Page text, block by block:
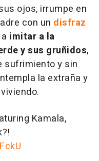
ojos, irrumpe en
con un disfraz
imitar a la
y sus gruñidos,
sufrimiento y sin
la extraña y
Kamala,